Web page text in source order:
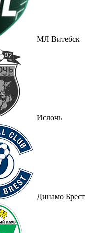
МЛ Витебск
Ислочь
Динамо Брест